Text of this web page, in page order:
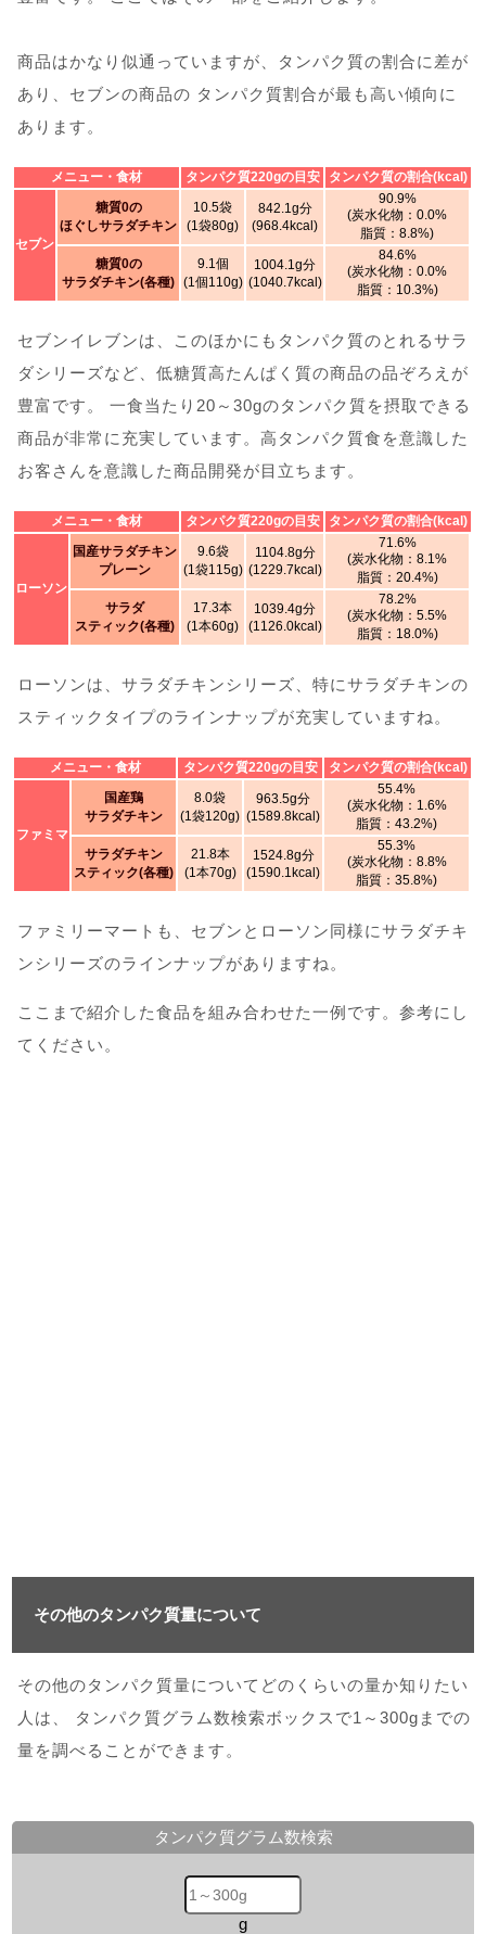
商品はかなり似通っていますが、タンパク質の割合に差が
あり、セブンの商品の タンパク質割合が最も高い傾向に
あります。
メニュー・食材 タンパク質220gの目安 タンパク質の割合(kcal)
セブン
糖質0の
ほぐしサラダチキン
10.5袋
(1袋80g)
842.1g分
(968.4kcal)
90.9%
(炭水化物：0.0%
脂質：8.8%)
糖質0の
サラダチキン(各種)
9.1個
(1個110g)
1004.1g分
(1040.7kcal)
84.6%
(炭水化物：0.0%
脂質：10.3%)
セブンイレブンは、このほかにもタンパク質のとれるサラ
ダシリーズなど、低糖質高たんぱく質の商品の品ぞろえが
豊富です。 一食当たり20～30gのタンパク質を摂取できる
商品が非常に充実しています。高タンパク質食を意識した
お客さんを意識した商品開発が目立ちます。
メニュー・食材 タンパク質220gの目安 タンパク質の割合(kcal)
ローソン
国産サラダチキン
プレーン
9.6袋
(1袋115g)
1104.8g分
(1229.7kcal)
71.6%
(炭水化物：8.1%
脂質：20.4%)
サラダ
スティック(各種)
17.3本
(1本60g)
1039.4g分
(1126.0kcal)
78.2%
(炭水化物：5.5%
脂質：18.0%)
ローソンは、サラダチキンシリーズ、特にサラダチキンの
スティックタイプのラインナップが充実していますね。
メニュー・食材 タンパク質220gの目安 タンパク質の割合(kcal)
ファミマ
国産鶏
サラダチキン
8.0袋
(1袋120g)
963.5g分
(1589.8kcal)
55.4%
(炭水化物：1.6%
脂質：43.2%)
サラダチキン
スティック(各種)
21.8本
(1本70g)
1524.8g分
(1590.1kcal)
55.3%
(炭水化物：8.8%
脂質：35.8%)
ファミリーマートも、セブンとローソン同様にサラダチキ
ンシリーズのラインナップがありますね。
ここまで紹介した食品を組み合わせた一例です。参考にし
てください。
その他のタンパク質量について
その他のタンパク質量についてどのくらいの量か知りたい
人は、 タンパク質グラム数検索ボックスで1～300gまでの
量を調べることができます。
タンパク質グラム数検索
g